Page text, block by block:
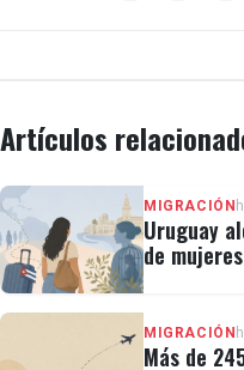
Artículos
MIGRACIÓN
Uruguay
de
MIGRACIÓN
Más de